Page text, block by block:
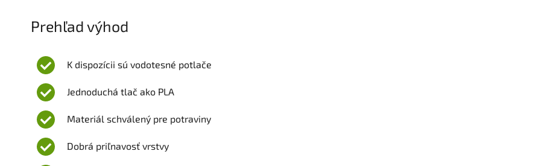
Prehľad výhod
K dispozícii sú vodotesné potlače
Jednoduchá tlač ako PLA
Materiál schválený pre potraviny
Dobrá priľnavosť vrstvy